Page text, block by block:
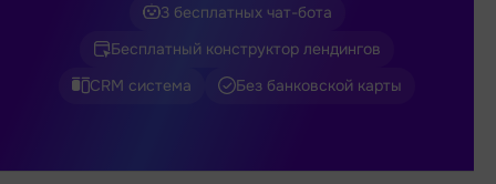
3 бесплатных чат-бота
Бесплатный конструктор лендингов
CRM система
Без банковской карты